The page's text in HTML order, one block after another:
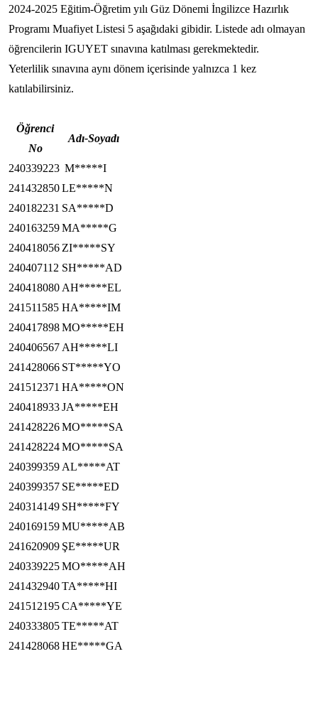
2024-2025 Eğitim-Öğretim yılı Güz Dönemi İngilizce Hazırlık
Programı Muafiyet Listesi 5 aşağıdaki gibidir. Listede adı olmayan
öğrencilerin IGUYET sınavına katılması gerekmektedir.
Yeterlilik sınavına aynı dönem içerisinde yalnızca 1 kez
katılabilirsiniz.
Öğrenci
No
Adı-Soyadı
240339223 M*****I
241432850LE*****N
240182231 SA*****D
240163259MA*****G
240418056 ZI*****SY
240407112 SH*****AD
240418080 AH*****EL
241511585 HA*****IM
240417898MO*****EH
240406567 AH*****LI
241428066 ST*****YO
241512371 HA*****ON
240418933JA*****EH
241428226MO*****SA
241428224MO*****SA
240399359 AL*****AT
240399357 SE*****ED
240314149 SH*****FY
240169159MU*****AB
241620909 ŞE*****UR
240339225MO*****AH
241432940TA*****HI
241512195CA*****YE
240333805TE*****AT
241428068HE*****GA